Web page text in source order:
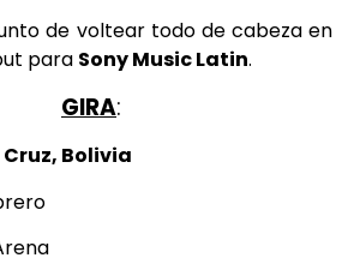
de voltear todo de cabeza en
para Sony Music Latin.
GIRA:
Bolivia